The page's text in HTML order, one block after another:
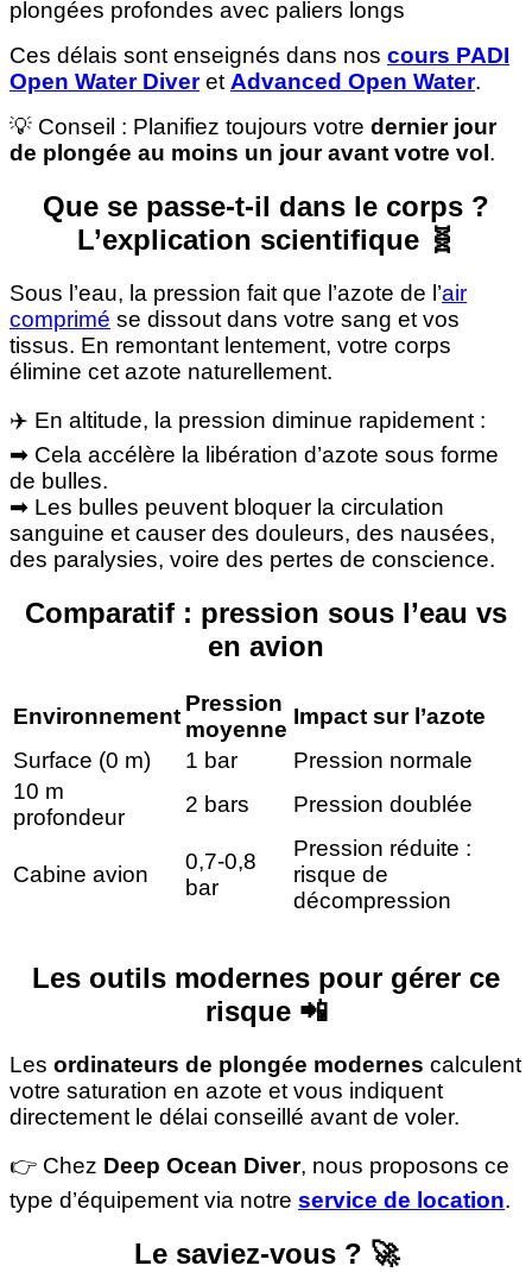
plongées profondes avec paliers longs
Ces délais sont enseignés dans nos cours PADI
Open Water Diveret Advanced Open Water.
💡 Conseil : Planifiez toujours votre dernier jour
de plongée au moins un jour avant votre vol .
Que se passe-t-il dans le corps ?
L’explication scientifique 🧬
Sous l’eau, la pression fait que l’azote de l’air
comprimé se dissout dans votre sang et vos
tissus. En remontant lentement, votre corps
élimine cet azote naturellement.
✈️ En altitude, la pression diminue rapidement :
➡ Cela accélère la libération d’azote sous forme
de bulles.
➡ Les bulles peuvent bloquer la circulation
sanguine et causer des douleurs, des nausées,
des paralysies, voire des pertes de conscience.
Comparatif : pression sous l’eau vs
en avion
Environnement
Pression
moyenne
Impact sur l’azote
Surface (0 m)
1 bar
Pression normale
10 m
profondeur
2 bars Pression doublée
Cabine avion
0,7-0,8
bar
Pression réduite :
risque de
décompression
Les outils modernes pour gérer ce
risque 📲
Les ordinateurs de plongée modernes calculent
votre saturation en azote et vous indiquent
directement le délai conseillé avant de voler.
👉 Chez Deep Ocean Diver, nous proposons ce
type d’équipement via notre service de location.
Le saviez-vous ? 🚀